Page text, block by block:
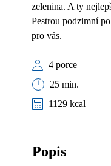
zelenina. A ty
Pestrou podzimní
pro vás.
4 porce
25 min.
1129 kcal
Popis